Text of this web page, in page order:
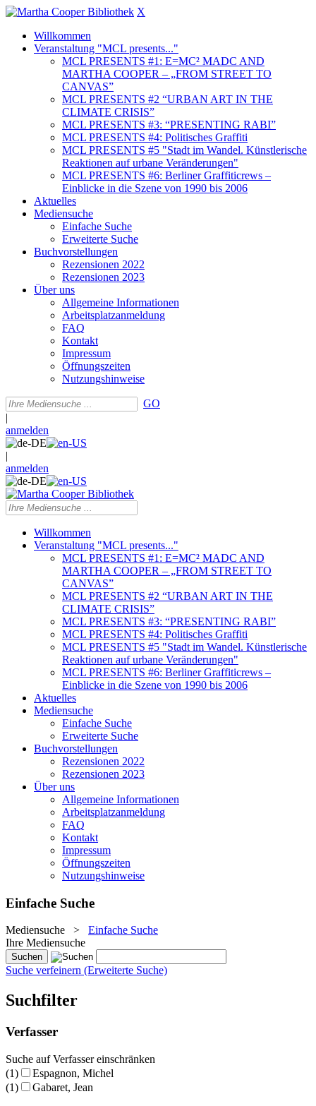
X
Willkommen
Veranstaltung "MCL presents..."
MCL PRESENTS #1: E=MC² MADC AND
MARTHA COOPER – „FROM STREET TO
CANVAS”
MCL PRESENTS #2 “URBAN ART IN THE
CLIMATE CRISIS”
MCL PRESENTS #3: “PRESENTING RABI”
MCL PRESENTS #4: Politisches Graffiti
MCL PRESENTS #5 "Stadt im Wandel. Künstlerische
Reaktionen auf urbane Veränderungen"
MCL PRESENTS #6: Berliner Graffiticrews –
Einblicke in die Szene von 1990 bis 2006
Aktuelles
Mediensuche
Einfache Suche
Erweiterte Suche
Buchvorstellungen
Rezensionen 2022
Rezensionen 2023
Über uns
Allgemeine Informationen
Arbeitsplatzanmeldung
FAQ
Kontakt
Impressum
Öffnungszeiten
Nutzungshinweise
GO
|
anmelden
|
anmelden
Willkommen
Veranstaltung "MCL presents..."
MCL PRESENTS #1: E=MC² MADC AND
MARTHA COOPER – „FROM STREET TO
CANVAS”
MCL PRESENTS #2 “URBAN ART IN THE
CLIMATE CRISIS”
MCL PRESENTS #3: “PRESENTING RABI”
MCL PRESENTS #4: Politisches Graffiti
MCL PRESENTS #5 "Stadt im Wandel. Künstlerische
Reaktionen auf urbane Veränderungen"
MCL PRESENTS #6: Berliner Graffiticrews –
Einblicke in die Szene von 1990 bis 2006
Aktuelles
Mediensuche
Einfache Suche
Erweiterte Suche
Buchvorstellungen
Rezensionen 2022
Rezensionen 2023
Über uns
Allgemeine Informationen
Arbeitsplatzanmeldung
FAQ
Kontakt
Impressum
Öffnungszeiten
Nutzungshinweise
Einfache Suche
Mediensuche > Einfache Suche
Ihre Mediensuche
Suche verfeinern (Erweiterte Suche)
Suchfilter
Verfasser
Suche auf Verfasser einschränken
(1)
Espagnon, Michel
(1)
Gabaret, Jean